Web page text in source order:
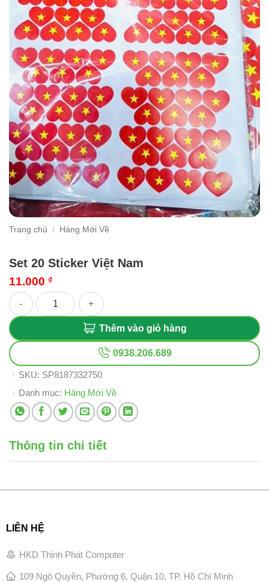
Trang chủ / Hàng Mới Về
Set 20 Sticker Việt Nam
11.000 ₫
Set 20 Sticker Việt Nam số lượng
Thêm vào giỏ hàng
0938.206.689
SKU: SP8187332750
Danh mục: Hàng Mới Về
Thông tin chi tiết
LIÊN HỆ
HKD Thịnh Phát Computer
109 Ngô Quyền, Phường 6, Quận 10, TP. Hồ Chí Minh